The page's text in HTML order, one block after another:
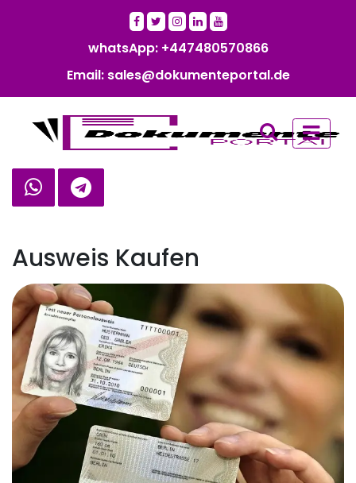
whatsApp: +447480570866‬‬
Email: sales@dokumenteportal.de
Ausweis Kaufen